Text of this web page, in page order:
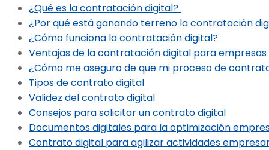
¿Qué es la contratación digital?
¿Por qué está ganando terreno la contratación
¿Cómo funciona la contratación digital?
Ventajas de la contratación digital para
¿Cómo me aseguro de que mi proceso de
Tipos de contrato digital
Validez del contrato digital
Consejos para solicitar un contrato digital
Documentos digitales para la optimización
Contrato digital para agilizar actividades